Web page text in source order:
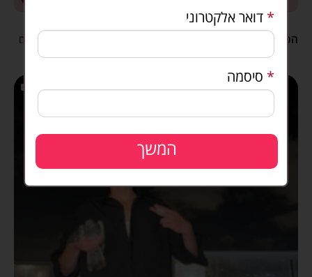
הכרויות לכל מטרה נשים
* דואר אלקטרוני
* סיסמה
המשך